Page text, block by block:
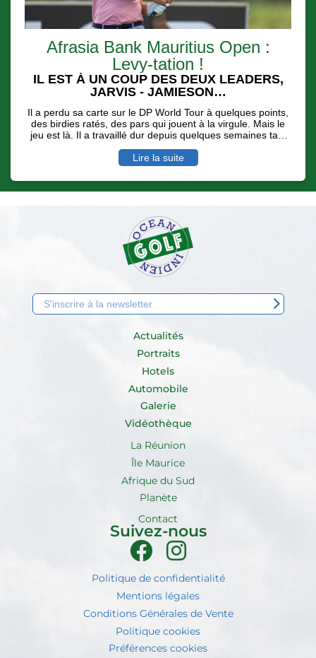
Afrasia Bank Mauritius Open :
Levy-tation !
IL EST À UN COUP DES DEUX LEADERS,
JARVIS - JAMIESON…
Il a perdu sa carte sur le DP World Tour à quelques points,
des birdies ratés, des pars qui jouent à la virgule. Mais le
jeu est là. Il a travaillé dur depuis quelques semaines tant
nouvelle saison sur la deuxième division européenne,
l'Hotel Planner Tour pouvait payer… Invité sur l'Afrasia
Bank Mauritius Open, malgré des conditions de jeu digne
d'un vrai Links ( rafales de vent et de pluie ), Alexander
de se faire dépasser par l'écossais Scott Jamieson et le
sud Africain Casey Jarvis.
Lire la suite
Actualités
Portraits
Hotels
Automobile
Galerie
Vidéothèque
La Réunion
Île Maurice
Afrique du Sud
Planète
Contact
Suivez-nous
Politique de confidentialité
Mentions légales
Conditions Générales de Vente
Politique cookies
Préférences cookies